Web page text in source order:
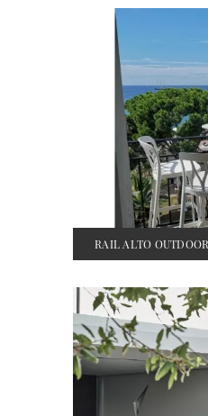
RAIL ALTO OUTDOOR